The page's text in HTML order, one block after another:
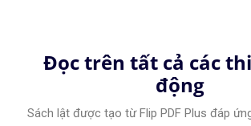
Đọc trên tất cả các
động
Sách lật được tạo từ Flip PDF Plus đáp